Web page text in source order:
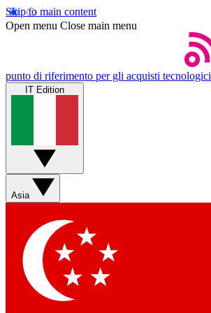
Skip to main content
Open menu Close main menu
punto di riferimento per gli acquisti tecnologici
IT Edition
Asia